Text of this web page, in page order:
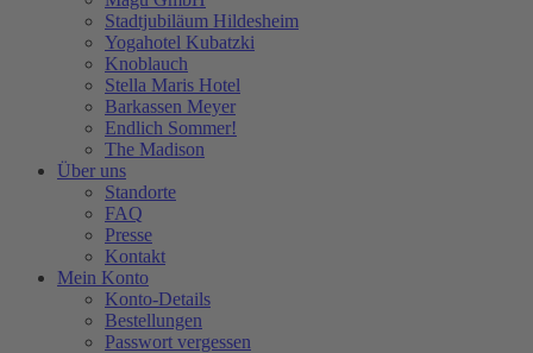
Stadtjubiläum Hildesheim
Yogahotel Kubatzki
Knoblauch
Stella Maris Hotel
Barkassen Meyer
Endlich Sommer!
The Madison
Über uns
Standorte
FAQ
Presse
Kontakt
Mein Konto
Konto-Details
Bestellungen
Passwort vergessen